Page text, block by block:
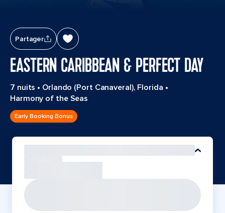
Partager
EASTERN CARIBBEAN & PERFECT DAY
7 nuits • Orlando (Port Canaveral), Florida •
Harmony of the Seas
Early Booking Bonus